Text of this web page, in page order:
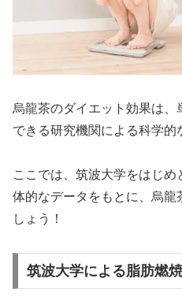
烏龍茶のダイエット効果は
できる研究機関による科学的
ここでは、筑波大学をはじ
体的なデータをもとに、烏龍
しょう！
筑波大学による脂肪燃